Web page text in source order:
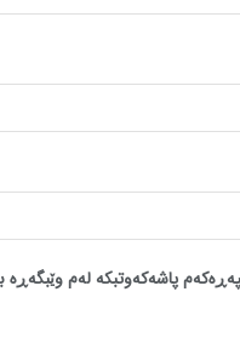
پاشەکەوتبکە لەم